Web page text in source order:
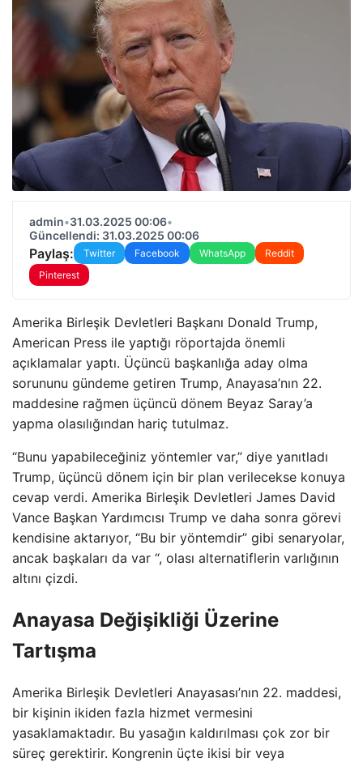
admin•31.03.2025 00:06•
Güncellendi: 31.03.2025 00:06
Paylaş: Twitter Facebook WhatsApp
Reddit
Pinterest
Amerika Birleşik Devletleri Başkanı Donald Trump,
American Press ile yaptığı röportajda önemli
açıklamalar yaptı. Üçüncü başkanlığa aday olma
sorununu gündeme getiren Trump, Anayasa’nın 22.
maddesine rağmen üçüncü dönem Beyaz Saray’a
yapma olasılığından hariç tutulmaz.
“Bunu yapabileceğiniz yöntemler var,” diye yanıtladı
Trump, üçüncü dönem için bir plan verilecekse konuya
cevap verdi. Amerika Birleşik Devletleri James David
Vance Başkan Yardımcısı Trump ve daha sonra görevi
kendisine aktarıyor, “Bu bir yöntemdir” gibi senaryolar,
ancak başkaları da var “, olası alternatiflerin varlığının
altını çizdi.
Anayasa Değişikliği Üzerine
Tartışma
Amerika Birleşik Devletleri Anayasası’nın 22. maddesi,
bir kişinin ikiden fazla hizmet vermesini
yasaklamaktadır. Bu yasağın kaldırılması çok zor bir
süreç gerektirir. Kongrenin üçte ikisi bir veya